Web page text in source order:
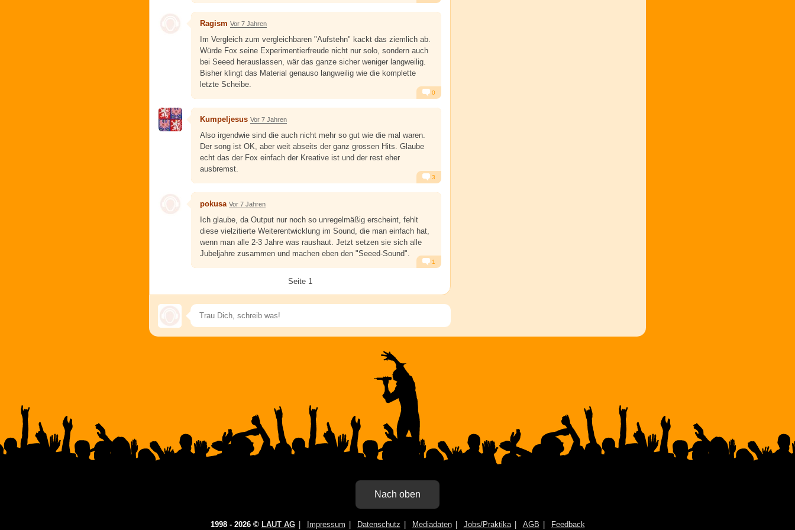
Alarm Antworten
Ragism Vor 7 Jahren
Im Vergleich zum vergleichbaren "Aufstehn" kackt das ziemlich ab.
Würde Fox seine Experimentierfreude nicht nur solo, sondern auch
bei Seeed herauslassen, wär das ganze sicher weniger langweilig.
Bisher klingt das Material genauso langweilig wie die komplette
letzte Scheibe.
Alarm Antworten
0
Kumpeljesus Vor 7 Jahren
Also irgendwie sind die auch nicht mehr so gut wie die mal waren.
Der song ist OK, aber weit abseits der ganz grossen Hits. Glaube
echt das der Fox einfach der Kreative ist und der rest eher
ausbremst.
Alarm Antworten
3
pokusa Vor 7 Jahren
Ich glaube, da Output nur noch so unregelmäßig erscheint, fehlt
diese vielzitierte Weiterentwicklung im Sound, die man einfach hat,
wenn man alle 2-3 Jahre was raushaut. Jetzt setzen sie sich alle
Jubeljahre zusammen und machen eben den "Seeed-Sound".
1
Seite 1
Speichern
Nach oben
1998 - 2026 © LAUT AG Impressum Datenschutz Mediadaten Jobs/Praktika AGB Feedback